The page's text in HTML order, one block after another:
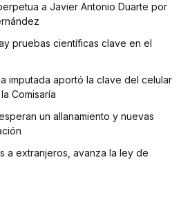
a Javier Antonio Duarte por
pruebas científicas clave en el
imputada aportó la clave del celular
Comisaría
un allanamiento y nuevas
a extranjeros, avanza la ley de